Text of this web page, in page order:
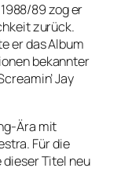
89 zog er
zurück.
er das Album
bekannter
Jay
Ära mit
Für die
dieser Titel neu